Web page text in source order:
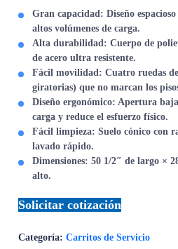
Gran capacidad: Diseño
altos volúmenes de carga.
Alta durabilidad: Cuerpo de
de acero ultra resistente.
Fácil movilidad: Cuatro ruedas
giratorias) que no marcan los
Diseño ergonómico: Apertura
carga y reduce el esfuerzo físico.
Fácil limpieza: Suelo cónico con
lavado rápido.
Dimensiones: 50 1/2″ de largo ×
alto.
Solicitar cotización
Categoría:Carritos de Servicio